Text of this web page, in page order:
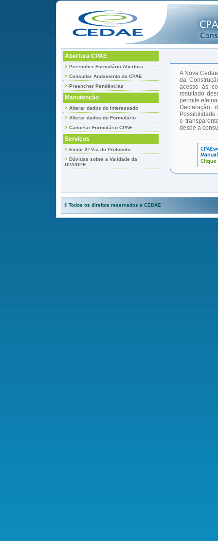
Abertura CPAE
Preencher Formulário Abertura
Consultar Andamento da CPAE
Preencher Pendências
Manutenção
Alterar dados do Interessado
Alterar dados do Formulário
Cancelar Formulário CPAE
Serviços
Emitir 2ª Via do Protocolo
Dúvidas sobre a Validade da
DPA/DPE
A Nova Cedae
da
acesso às
resultado
permite
Declaração
Possibilidade
e
desde a
© Todos os direitos reservados a CEDAE